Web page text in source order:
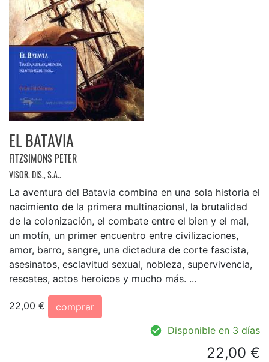
EL BATAVIA
FITZSIMONS PETER
VISOR. DIS., S.A..
La aventura del Batavia combina en una sola historia el
nacimiento de la primera multinacional, la brutalidad
de la colonización, el combate entre el bien y el mal,
un motín, un primer encuentro entre civilizaciones,
amor, barro, sangre, una dictadura de corte fascista,
asesinatos, esclavitud sexual, nobleza, supervivencia,
rescates, actos heroicos y mucho más. ...
22,00 €
comprar
Disponible en 3 días
22,00 €